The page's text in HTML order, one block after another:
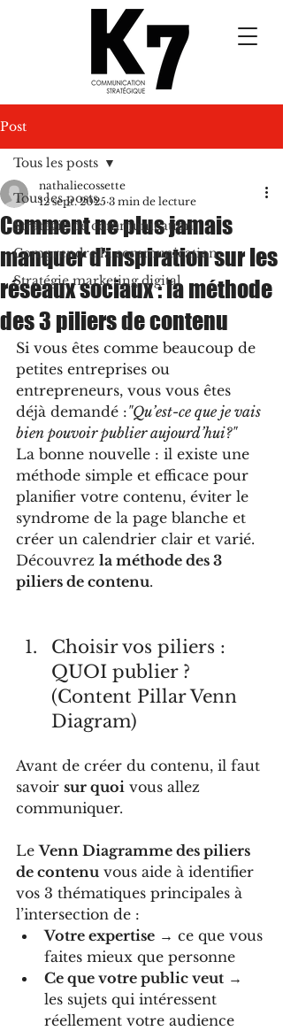
Post
Tous les posts
Stratégie de communication
Comprendre la communication
Stratégie marketing digital
Tous les posts
Comment ne plus jamais
manquer d’inspiration sur les
réseaux sociaux : la méthode
des 3 piliers de contenu
nathaliecossette
12 sept. 2025 3 min de lecture
Si vous êtes comme beaucoup de
petites entreprises ou
entrepreneurs, vous vous êtes
déjà demandé :"Qu’est-ce que je vais
bien pouvoir publier aujourd’hui?"
La bonne nouvelle : il existe une
méthode simple et efficace pour
planifier votre contenu, éviter le
syndrome de la page blanche et
créer un calendrier clair et varié.
Découvrez la méthode des 3
piliers de contenu.
Choisir vos piliers :
QUOI publier ?
(Content Pillar Venn
Diagram)
Avant de créer du contenu, il faut
savoir sur quoi vous allez
communiquer.
Le Venn Diagramme des piliers
de contenu vous aide à identifier
vos 3 thématiques principales à
l’intersection de :
Votre expertise → ce que vous
faites mieux que personne
Ce que votre public veut →
les sujets qui intéressent
réellement votre audience